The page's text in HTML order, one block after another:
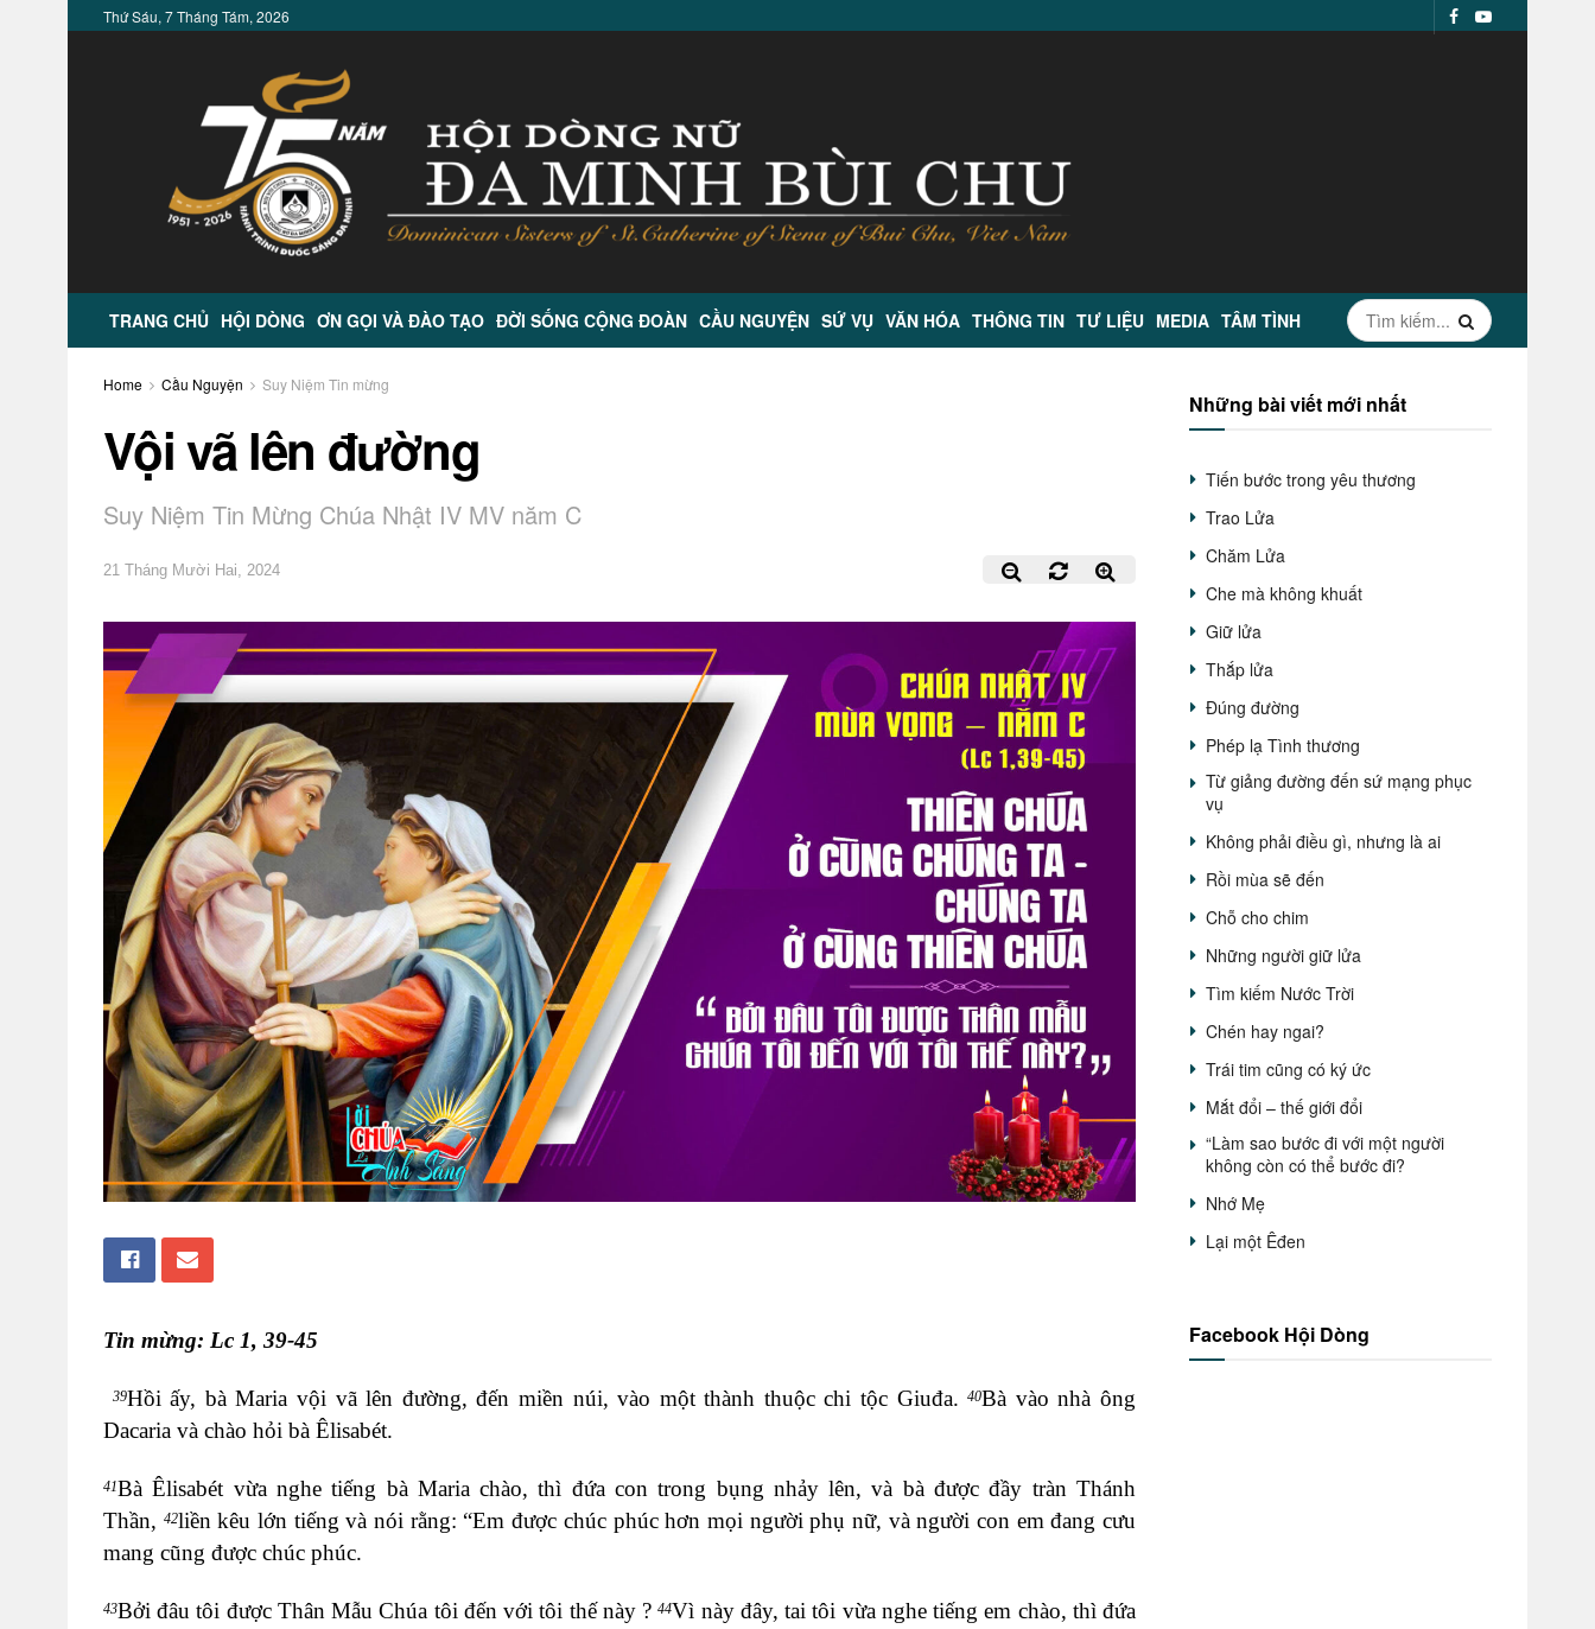
Thứ Sáu, 7 Tháng Tám, 2026
TRANG CHỦ HỘI DÒNG ƠN GỌI VÀ ĐÀO TẠO ĐỜI SỐNG CỘNG ĐOÀN CẦU NGUYỆN SỨ VỤ VĂN HÓA THÔNG TIN TƯ LIỆU MEDIA TÂM TÌNH
Home Cầu Nguyện Suy Niệm Tin mừng
Vội vã lên đường
Suy Niệm Tin Mừng Chúa Nhật IV MV năm C
21 Tháng Mười Hai, 2024
Tin mừng: Lc 1, 39-45
39Hồi ấy, bà Maria vội vã lên đường, đến miền núi, vào một thành thuộc chi tộc Giuđa.40Bà vào nhà ông
Dacaria và chào hỏi bà Êlisabét.
41Bà Êlisabét vừa nghe tiếng bà Maria chào, thì đứa con trong bụng nhảy lên, và bà được đầy tràn Thánh
Thần, 42liền kêu lớn tiếng và nói rằng: “Em được chúc phúc hơn mọi người phụ nữ, và người con em đang cưu
mang cũng được chúc phúc.
43Bởi đâu tôi được Thân Mẫu Chúa tôi đến với tôi thế này ?44Vì này đây, tai tôi vừa nghe tiếng em chào, thì đứa
Những bài viết mới nhất
Tiến bước trong yêu thương
Trao Lửa
Chăm Lửa
Che mà không khuất
Giữ lửa
Thắp lửa
Đúng đường
Phép lạ Tình thương
Từ giảng đường đến sứ mạng phục
vụ
Không phải điều gì, nhưng là ai
Rồi mùa sẽ đến
Chỗ cho chim
Những người giữ lửa
Tìm kiếm Nước Trời
Chén hay ngai?
Trái tim cũng có ký ức
Mắt đổi – thế giới đổi
“Làm sao bước đi với một người
không còn có thể bước đi?
Nhớ Mẹ
Lại một Êđen
Facebook Hội Dòng